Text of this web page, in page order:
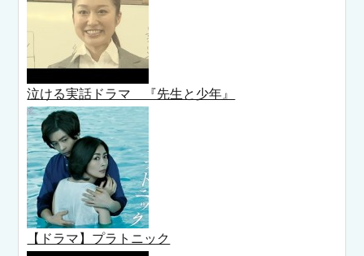
泣ける実話ドラマ 『先生と少年』
【ドラマ】プラトニック